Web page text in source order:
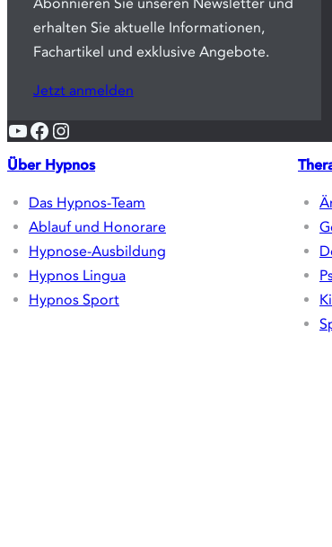
erhalten Sie aktuelle Informationen,
Fachartikel und exklusive Angebote.
Jetzt anmelden
YouTube
Facebook
Instagram
Über Hypnos
Das Hypnos-Team
Ablauf und Honorare
Hypnose-Ausbildung
Hypnos Lingua
Hypnos Sport